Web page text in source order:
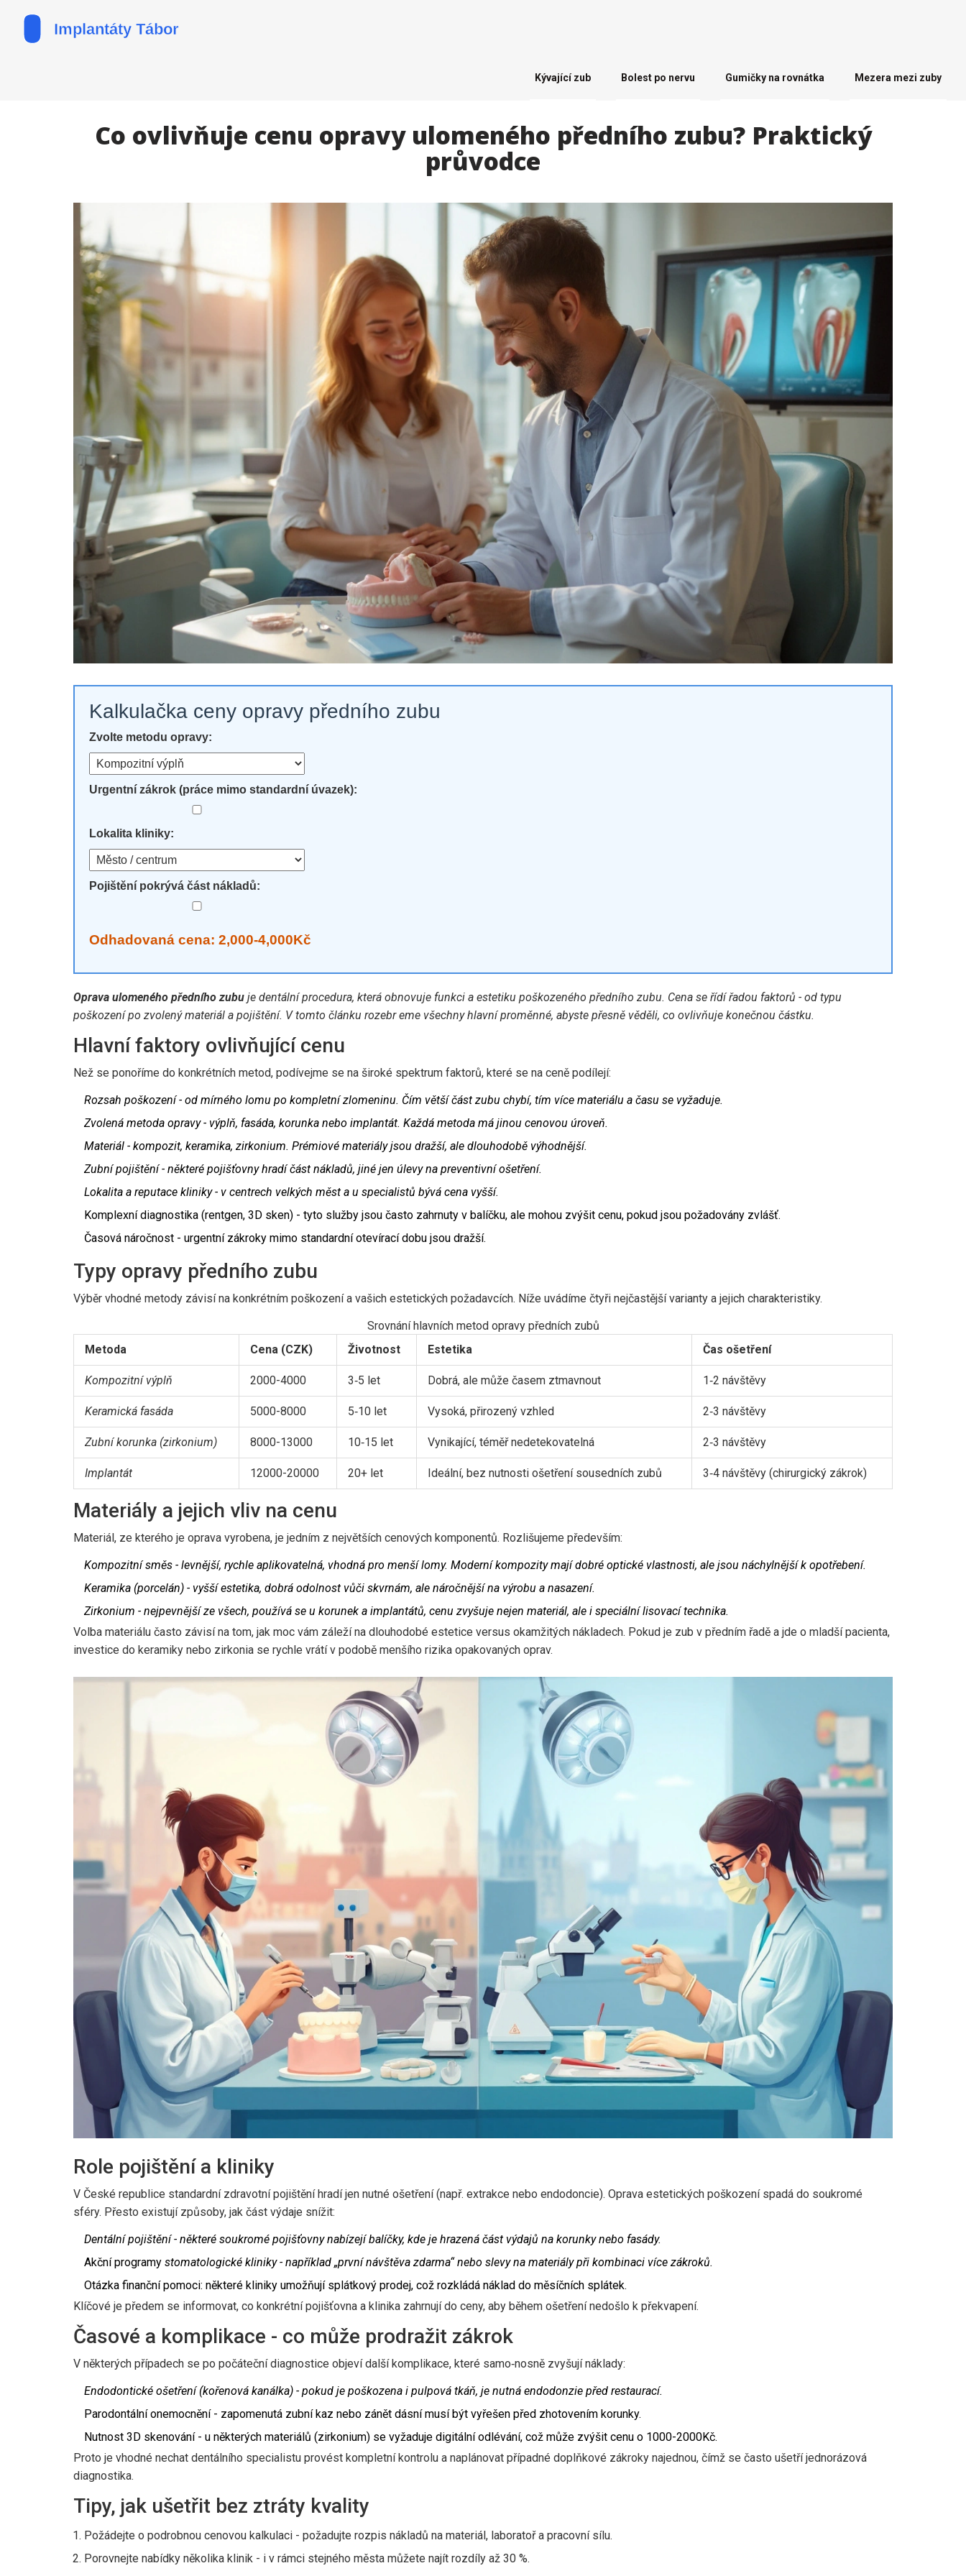
Kývající zub Bolest po nervu Gumičky na rovnátka Mezera mezi zuby
Co ovlivňuje cenu opravy ulomeného předního zubu? Praktický
průvodce
Kalkulačka ceny opravy předního zubu
Zvolte metodu opravy:
Urgentní zákrok (práce mimo standardní úvazek):
Lokalita kliniky:
Pojištění pokrývá část nákladů:
Odhadovaná cena: 2,000-4,000Kč
Oprava ulomeného předního zubu je dentální procedura, která obnovuje funkci a estetiku poškozeného předního zubu. Cena se řídí řadou faktorů - od typu
poškození po zvolený materiál a pojištění. V tomto článku rozebr eme všechny hlavní proměnné, abyste přesně věděli, co ovlivňuje konečnou částku.
Hlavní faktory ovlivňující cenu
Než se ponoříme do konkrétních metod, podívejme se na široké spektrum faktorů, které se na ceně podílejí:
Rozsah poškození- od mírného lomu po kompletní zlomeninu. Čím větší část zubu chybí, tím více materiálu a času se vyžaduje.
Zvolená metoda opravy- výplň, fasáda, korunka nebo implantát. Každá metoda má jinou cenovou úroveň.
Materiál - kompozit, keramika, zirkonium. Prémiové materiály jsou dražší, ale dlouhodobě výhodnější.
Zubní pojištění- některé pojišťovny hradí část nákladů, jiné jen úlevy na preventivní ošetření.
Lokalita a reputace kliniky- v centrech velkých měst a u specialistů bývá cena vyšší.
Komplexní diagnostika (rentgen, 3D sken) - tyto služby jsou často zahrnuty v balíčku, ale mohou zvýšit cenu, pokud jsou požadovány zvlášť.
Časová náročnost - urgentní zákroky mimo standardní otevírací dobu jsou dražší.
Typy opravy předního zubu
Výběr vhodné metody závisí na konkrétním poškození a vašich estetických požadavcích. Níže uvádíme čtyři nejčastější varianty a jejich charakteristiky.
Srovnání hlavních metod opravy předních zubů
Metoda
Cena (CZK) Životnost Estetika Čas ošetření
Kompozitní výplň 2000-4000 3‑5 let Dobrá, ale může časem ztmavnout 1‑2 návštěvy
Keramická fasáda 5000-8000 5‑10 let Vysoká, přirozený vzhled 2‑3 návštěvy
Zubní korunka (zirkonium) 8000-13000 10‑15 let Vynikající, téměř nedetekovatelná 2‑3 návštěvy
Implantát 12000-20000 20+ let Ideální, bez nutnosti ošetření sousedních zubů 3‑4 návštěvy (chirurgický zákrok)
Materiály a jejich vliv na cenu
Materiál, ze kterého je oprava vyrobena, je jedním z největších cenových komponentů. Rozlišujeme především:
Kompozitní směs - levnější, rychle aplikovatelná, vhodná pro menší lomy. Moderní kompozity mají dobré optické vlastnosti, ale jsou náchylnější k opotřebení.
Keramika (porcelán) - vyšší estetika, dobrá odolnost vůči skvrnám, ale náročnější na výrobu a nasazení.
Zirkonium - nejpevnější ze všech, používá se u korunek a implantátů, cenu zvyšuje nejen materiál, ale i speciální lisovací technika.
Volba materiálu často závisí na tom, jak moc vám záleží na dlouhodobé estetice versus okamžitých nákladech. Pokud je zub v předním řadě a jde o mladší pacienta,
investice do keramiky nebo zirkonia se rychle vrátí v podobě menšího rizika opakovaných oprav.
Role pojištění a kliniky
V České republice standardní zdravotní pojištění hradí jen nutné ošetření (např. extrakce nebo endodoncie). Oprava estetických poškození spadá do soukromé
sféry. Přesto existují způsoby, jak část výdaje snížit:
Dentální pojištění- některé soukromé pojišťovny nabízejí balíčky, kde je hrazená část výdajů na korunky nebo fasády.
Akční programy stomatologické kliniky- například „první návštěva zdarma“ nebo slevy na materiály při kombinaci více zákroků.
Otázka finanční pomoci: některé kliniky umožňují splátkový prodej, což rozkládá náklad do měsíčních splátek.
Klíčové je předem se informovat, co konkrétní pojišťovna a klinika zahrnují do ceny, aby během ošetření nedošlo k překvapení.
Časové a komplikace - co může prodražit zákrok
V některých případech se po počáteční diagnostice objeví další komplikace, které samo‑nosně zvyšují náklady:
Endodontické ošetření (kořenová kanálka) - pokud je poškozena i pulpová tkáň, je nutná endodonzie před restaurací.
Parodontální onemocnění - zapomenutá zubní kaz nebo zánět dásní musí být vyřešen před zhotovením korunky.
Nutnost 3D skenování - u některých materiálů (zirkonium) se vyžaduje digitální odlévání, což může zvýšit cenu o 1000-2000Kč.
Proto je vhodné nechat dentálního specialistu provést kompletní kontrolu a naplánovat případné doplňkové zákroky najednou, čímž se často ušetří jednorázová
diagnostika.
Tipy, jak ušetřit bez ztráty kvality
Požádejte o podrobnou cenovou kalkulaci - požadujte rozpis nákladů na materiál, laboratoř a pracovní sílu.
Porovnejte nabídky několika klinik - i v rámci stejného města můžete najít rozdíly až 30 %.